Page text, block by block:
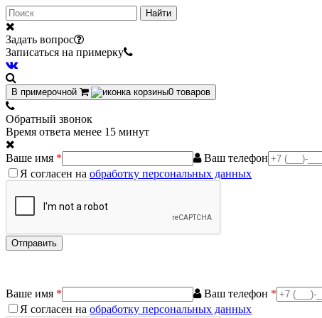
Найти
Задать вопрос
Записаться на примерку
В примерочной 0 товаров
Обратный звонок
Время ответа менее 15 минут
Ваше имя * Ваш телефон
Я согласен на обработку персональных данных
Ваше имя * Ваш телефон *
Я согласен на обработку персональных данных